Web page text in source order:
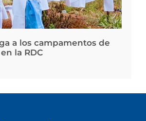
a los campamentos de
la RDC